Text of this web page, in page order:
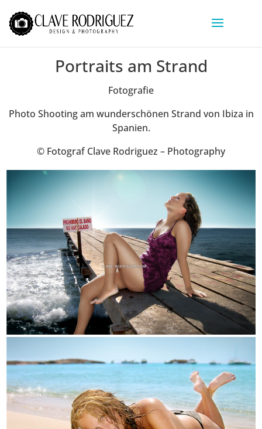
Portraits am Strand
Fotografie
Photo Shooting am wunderschönen Strand von Ibiza in
Spanien.
© Fotograf Clave Rodriguez – Photography